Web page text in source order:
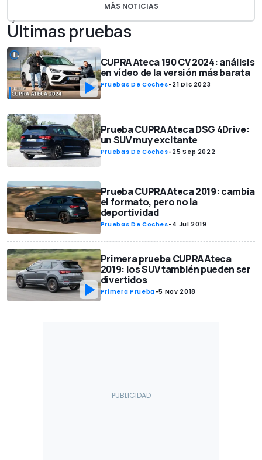
MÁS NOTICIAS
Últimas pruebas
CUPRA Ateca 190 CV 2024: análisis
en vídeo de la versión más barata
Pruebas De Coches-21 Dic 2023
Prueba CUPRA Ateca DSG 4Drive:
un SUV muy excitante
Pruebas De Coches-25 Sep 2022
Prueba CUPRA Ateca 2019: cambia
el formato, pero no la
deportividad
Pruebas De Coches-4 Jul 2019
Primera prueba CUPRA Ateca
2019: los SUV también pueden ser
divertidos
Primera Prueba-5 Nov 2018